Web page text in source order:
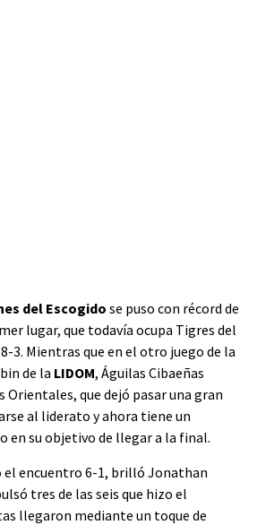
del Escogido se puso con récord de
lugar, que todavía ocupa Tigres del
3. Mientras que en el otro juego de la
de la LIDOM, Águilas Cibaeñas
que dejó pasar una gran
al liderato y ahora tiene un
en su objetivo de llegar a la final.
el encuentro 6-1, brilló Jonathan
tres de las seis que hizo el
llegaron mediante un toque de